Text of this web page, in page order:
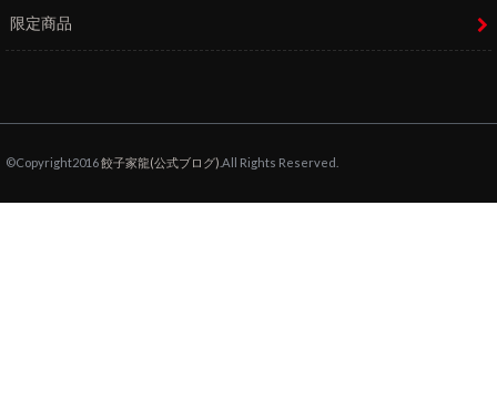
限定商品
©Copyright2016餃子家龍(公式ブログ) .All Rights Reserved.